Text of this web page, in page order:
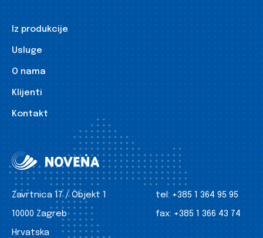
Iz produkcije
Usluge
O nama
Klijenti
Kontakt
Zavrtnica 17 / Objekt 1
10000 Zagreb
Hrvatska
tel: +385 1 364 95 95
fax: +385 1 366 43 74